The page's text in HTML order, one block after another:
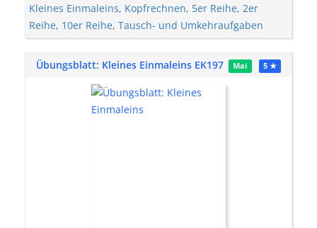
Kleines Einmaleins, Kopfrechnen, 5er Reihe, 2er
Reihe, 10er Reihe, Tausch- und Umkehraufgaben
Übungsblatt: Kleines Einmaleins EK197 Mai 5 ★